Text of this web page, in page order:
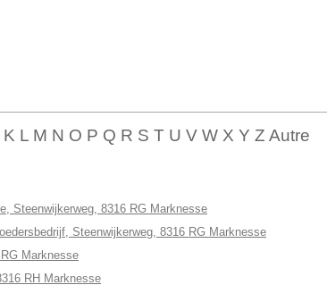
L M N O P Q R S T U V W X Y Z Autre
Steenwijkerweg, 8316 RG Marknesse
Steenwijkerweg, 8316 RG Marknesse
Marknesse
RH Marknesse